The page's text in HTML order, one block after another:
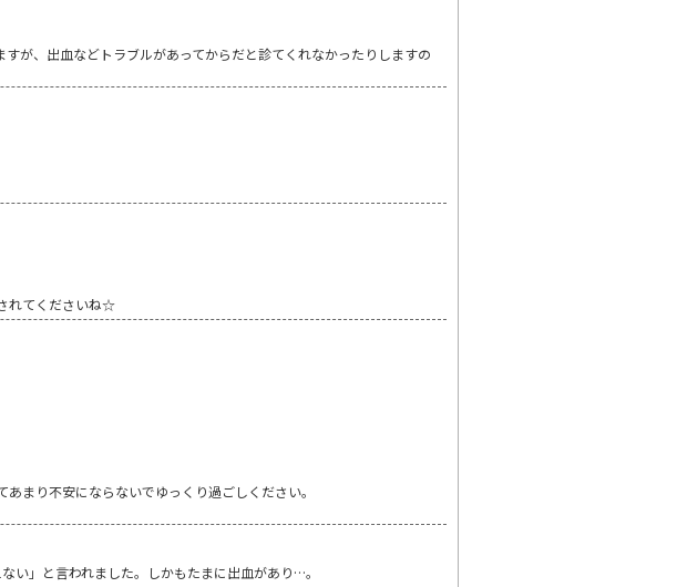
が、出血などトラブルがあってからだと診てくれなかったりしますの
れてくださいね☆
まり不安にならないでゆっくり過ごしください。
い」と言われました。しかもたまに出血があり…。